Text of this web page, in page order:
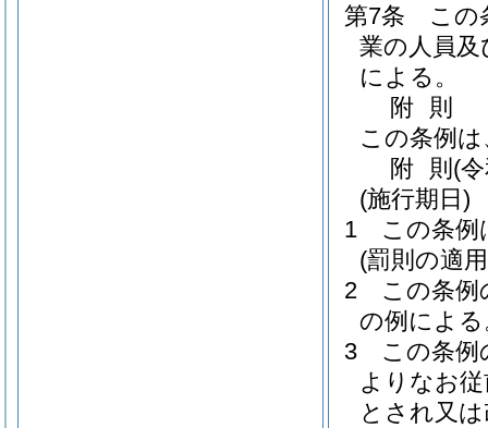
第7条
この
業の人員
による。
附 則
この条例
附 則 (
(施行期日)
1
この条例
(罰則の適
2
この条
の例による
3
この条例
よりなお
とされ又